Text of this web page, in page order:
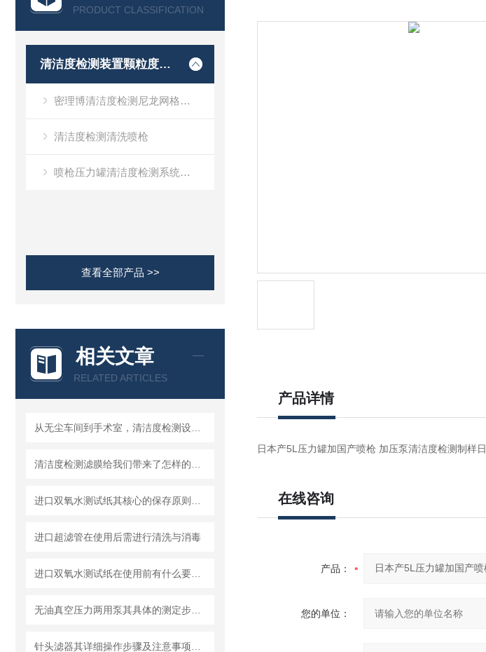
PRODUCT CLASSIFICATION
清洁度检测装置颗粒度检测
密理博清洁度检测尼龙网格滤膜
清洁度检测清洗喷枪
喷枪压力罐清洁度检测系统（摩速）
查看全部产品 >>
相关文章
RELATED ARTICLES
进口超滤管在使用后需进行清洗与消毒
产品详情
日本产5L压力罐加国产喷枪 加压泵清洁度检测制样
在线咨询
产品：
您的单位：